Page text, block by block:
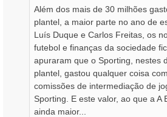
Além dos mais de 30 milhões
plantel, a maior parte no ano de
Luís Duque e Carlos Freitas, os
futebol e finanças da sociedade
apuraram que o Sporting, nestes
plantel, gastou qualquer coisa
comissões de intermediação de
Sporting. E este valor, ao que a A
ainda maior...